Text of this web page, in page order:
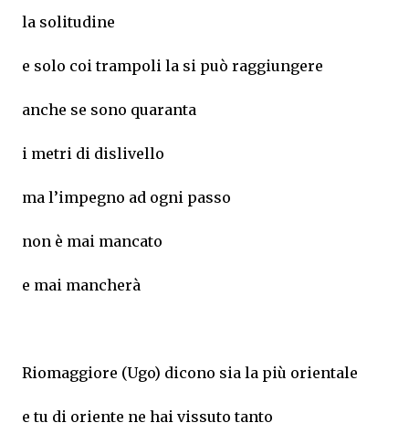
la solitudine
e solo coi trampoli la si può raggiungere
anche se sono quaranta
i metri di dislivello
ma l’impegno ad ogni passo
non è mai mancato
e mai mancherà
Riomaggiore (Ugo) dicono sia la più orientale
e tu di oriente ne hai vissuto tanto